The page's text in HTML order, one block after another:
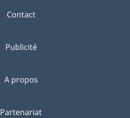
Contact
Publicité
A propos
Partenariat